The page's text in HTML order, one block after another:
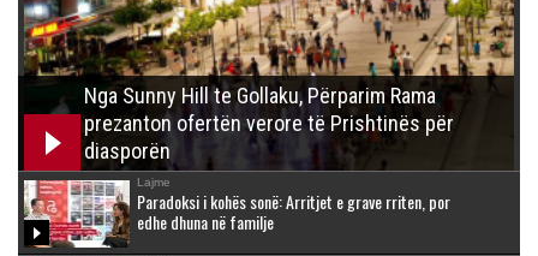
Nga Sunny Hill te Gollaku, Përparim Rama
prezanton ofertën verore të Prishtinës për
diasporën
Lajme
Paradoksi i kohës sonë: Arritjet e grave rriten, por
edhe dhuna në familje